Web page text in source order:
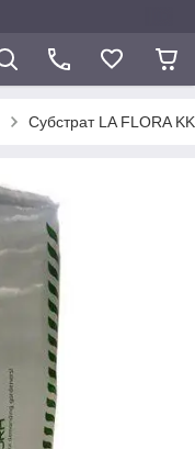
Субстрат LA FLORA